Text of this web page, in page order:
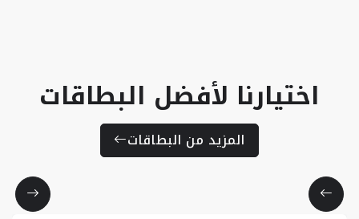
اختيارنا لأفضل البطاقات
المزيد من البطاقات